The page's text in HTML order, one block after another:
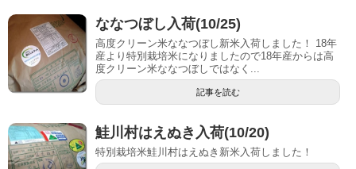
ななつぼし入荷(10/25)
高度クリーン米ななつぼし新米入荷しました！ 18年
産より特別栽培米になりましたので18年産からは高
度クリーン米ななつぼしではなく...
記事を読む
鮭川村はえぬき入荷(10/20)
特別栽培米鮭川村はえぬき新米入荷しました！